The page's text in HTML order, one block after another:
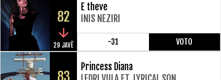
82
29 JAVË
E theve
INIS NEZIRI
-31 VOTO
83
Princess Diana